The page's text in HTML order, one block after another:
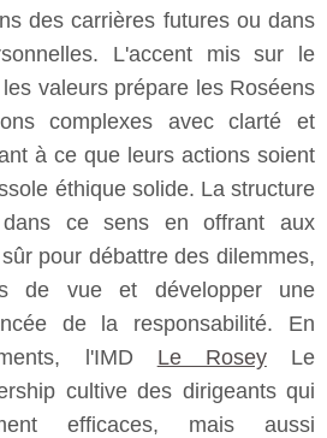
des carrières futures ou dans
L'accent mis sur le
valeurs prépare les Roséens
complexes avec clarté et
à ce que leurs actions soient
éthique solide. La structure
ce sens en offrant aux
pour débattre des dilemmes,
de vue et développer une
de la responsabilité. En
l'IMD Le RoseyLe
cultive des dirigeants qui
efficaces, mais aussi